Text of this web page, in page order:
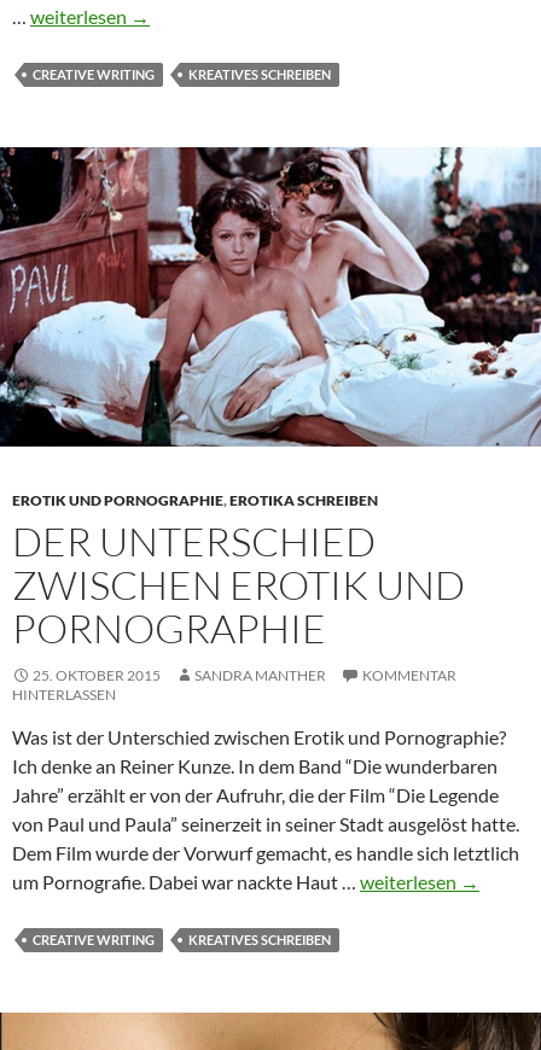
… Augen
Emotionen
weiterlesen →
CREATIVE WRITING KREATIVES SCHREIBEN
EROTIK UND PORNOGRAPHIE,EROTIKA SCHREIBEN
DER UNTERSCHIED
ZWISCHEN EROTIK UND
PORNOGRAPHIE
25. OKTOBER 2015 SANDRA MANTHER
KOMMENTAR
HINTERLASSEN
Was ist der Unterschied zwischen Erotik und Pornographie?
Ich denke an Reiner Kunze. In dem Band “Die wunderbaren
Jahre” erzählt er von der Aufruhr, die der Film “Die Legende
von Paul und Paula” seinerzeit in seiner Stadt ausgelöst hatte.
Dem Film wurde der Vorwurf gemacht, es handle sich letztlich
um Pornografie. Dabei war nackte Haut … Der
Pornographie
weiterlesen →
CREATIVE WRITING KREATIVES SCHREIBEN